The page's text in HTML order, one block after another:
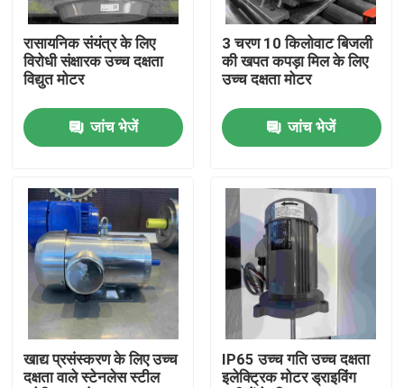
हमारे बारे में
कारखाना भ्रमण
गुणवत्ता नियंत्रण
संपर्क करें
एक उद्धरण का अनुरोध करें
उच्च दक्षता वाली इलेक्ट्रिक मोटर
सिंगल फेज इलेक्ट्रिक मोटर्स
रासायनिक संयंत्र के लिए
विरोधी संक्षारक उच्च दक्षता
विद्युत मोटर
जांच भेजें
3 चरण 10 किलोवाट बिजली
की खपत कपड़ा मिल के लिए
उच्च दक्षता मोटर
जांच भेजें
खाद्य प्रसंस्करण के लिए उच्च
दक्षता वाले स्टेनलेस स्टील
IP65 उच्च गति उच्च दक्षता
इलेक्ट्रिक मोटर ड्राइविंग